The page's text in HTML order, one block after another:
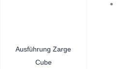
Ausführung Zarge
Cube